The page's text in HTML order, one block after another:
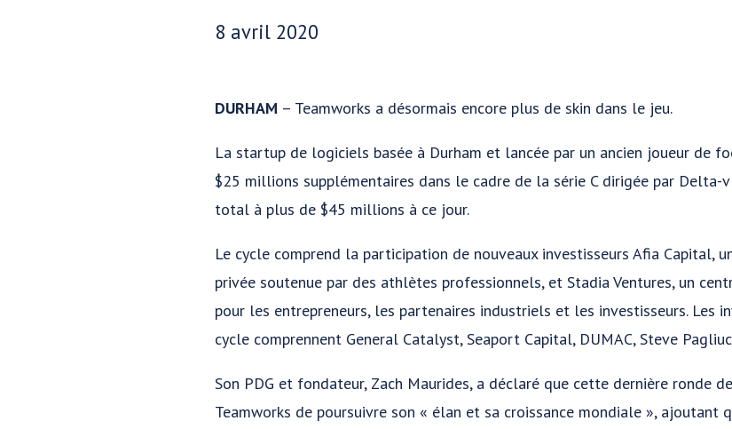
Date publiée:
8 avril 2020
DURHAM – Teamworks a désormais encore plus de skin dans le jeu.
La startup de logiciels basée à Durham et lancée par un ancien joueur de
$25 millions supplémentaires dans le cadre de la série C dirigée par Delta-
total à plus de $45 millions à ce jour.
Le cycle comprend la participation de nouveaux investisseurs Afia Capital,
privée soutenue par des athlètes professionnels, et Stadia Ventures, un
pour les entrepreneurs, les partenaires industriels et les investisseurs. Les
cycle comprennent General Catalyst, Seaport Capital, DUMAC, Steve
Son PDG et fondateur, Zach Maurides, a déclaré que cette dernière ronde
Teamworks de poursuivre son « élan et sa croissance mondiale », ajoutant